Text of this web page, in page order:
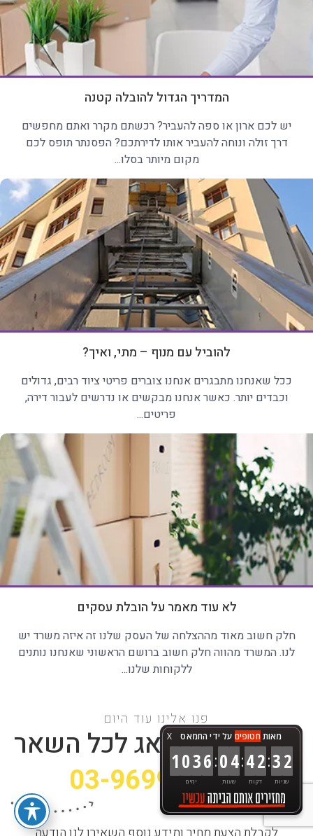
המדריך הגדול להובלה קטנה
יש לכם ארון או ספה להעביר? רכשתם מקרר ואתם מחפשים
דרך זולה ונוחה להעביר אותו לדירתכם? הפסנתר תופס לכם
מקום מיותר בסלו...
להוביל עם מנוף – מתי, ואיך?
ככל שאנחנו מתבגרים אנחנו צוברים פריטי ציוד רבים, גדולים
וכבדים יותר. כאשר אנחנו מבקשים או נדרשים לעבור דירה,
פריטים...
לא עוד מאמר על הובלת עסקים
חלק חשוב מאוד מההצלחה של העסק שלנו זה איזה משרד יש
לנו. המשרד מהווה חלק חשוב ברושם הראשוני שאנחנו נותנים
ללקוחות שלנו...
X מאותחטופים על ידי החמאס
1036
ימים
:04
שעות
:42
דקות
:34
שניות
פנו אלינו עוד היום
אנחנו כבר נדאג לכל השאר
03-9699212